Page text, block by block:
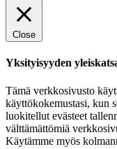
Close
Yksityisyyden
Tämä verkkosivusto
käyttökokemustasi, kun
luokitellut evästeet
välttämättömiä
Käytämme myös